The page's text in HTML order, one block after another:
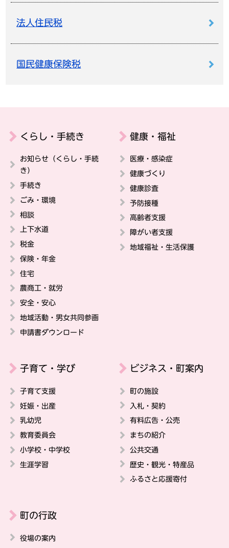
法人住民税
国民健康保険税
くらし・手続き
お知らせ（くらし・手続
き）
手続き
ごみ・環境
相談
上下水道
税金
保険・年金
住宅
農商工・就労
安全・安心
地域活動・男女共同参画
申請書ダウンロード
健康・福祉
医療・感染症
健康づくり
健康診査
予防接種
高齢者支援
障がい者支援
地域福祉・生活保護
子育て・学び
子育て支援
妊娠・出産
乳幼児
教育委員会
小学校・中学校
生涯学習
ビジネス・町案内
町の施設
入札・契約
有料広告・公売
まちの紹介
公共交通
歴史・観光・特産品
ふるさと応援寄付
町の行政
役場の案内